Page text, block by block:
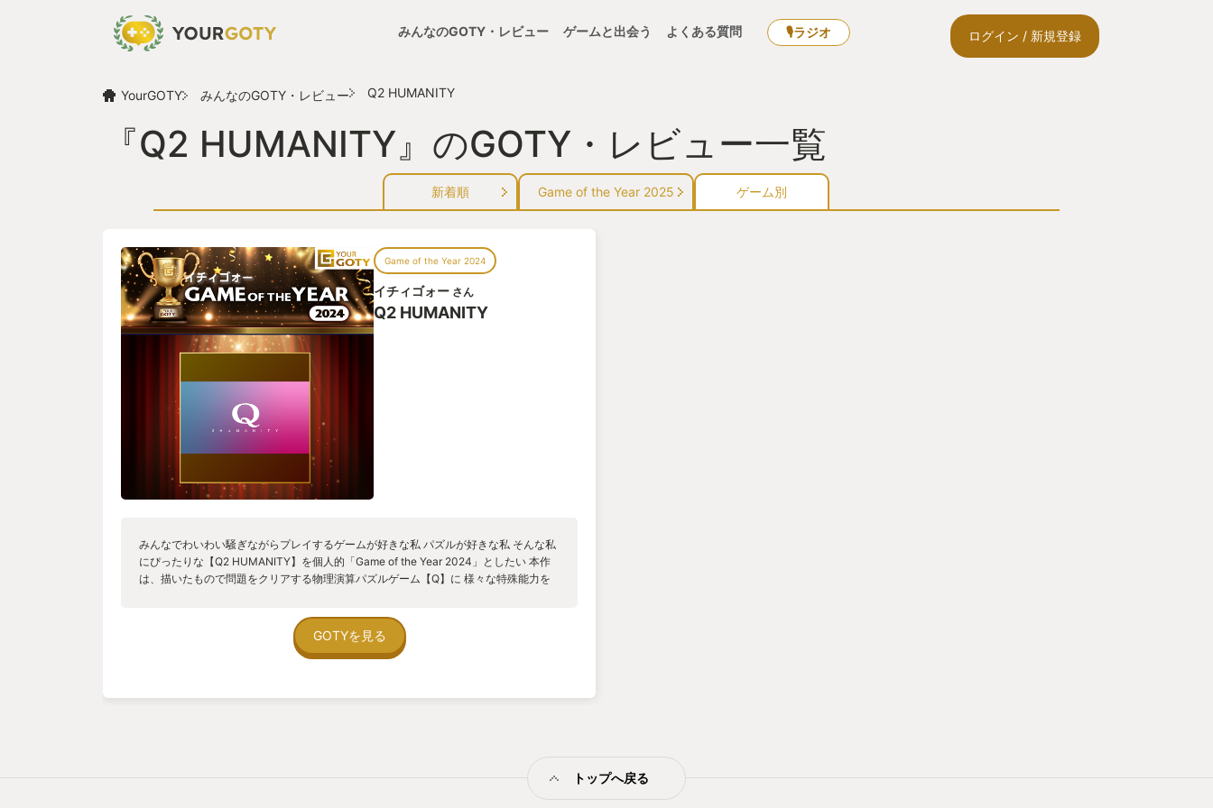
みんなのGOTY・レビュー ゲームと出会う よくある質問 🎙ラジオ ログイン / 新規登録
YourGOTY みんなのGOTY・レビュー Q2 HUMANITY
『Q2 HUMANITY』のGOTY・レビュー一覧
新着順 Game of the Year 2025 ゲーム別
Game of the Year 2024
イチィゴォー さん
Q2 HUMANITY
みんなでわいわい騒ぎながらプレイするゲームが好きな私 パズルが好きな私 そんな私
にぴったりな【Q2 HUMANITY】を個人的「Game of the Year 2024」としたい 本作
は、描いたもので問題をクリアする物理演算パズルゲーム【Q】に 様々な特殊能力を
アしていくパズルゲームである 例えば「ボールを赤いエリアに入れろ」というお題が
あれば キャラクターがボールを掴んだまま移動して運んだり 描いたものをボールにぶ
パズルをクリアしていくのだが ゲームを進めることで様々な力を持ったキャラクター
特殊能力を駆使してごり押しするもよし 自分にあったパズルの解き方で、このゲーム
GOTYを見る
トップへ戻る